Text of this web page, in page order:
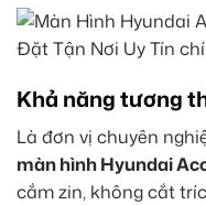
Khả năng tương
Là đơn vị chuyên
màn hình Hyundai
cắm zin, không cắt